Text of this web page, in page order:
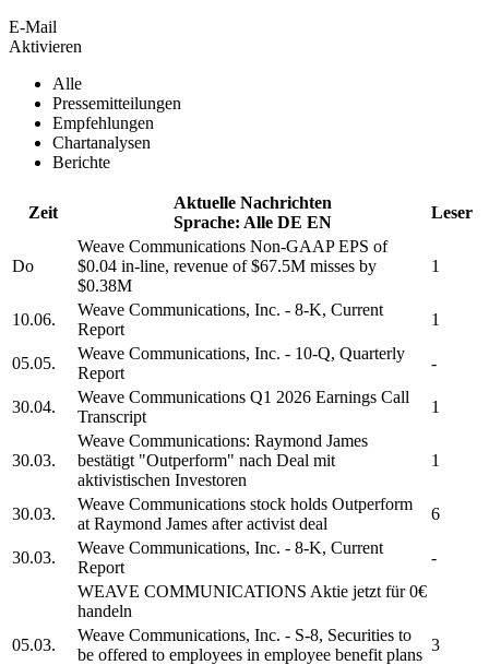
E-Mail
Aktivieren
Alle
Pressemitteilungen
Empfehlungen
Chartanalysen
Berichte
Zeit
Aktuelle Nachrichten
Sprache: Alle DE EN
Leser
Do
Weave Communications Non-GAAP EPS of
$0.04 in-line, revenue of $67.5M misses by
$0.38M
1
10.06.
Weave Communications, Inc. - 8-K, Current
Report
1
05.05.
Weave Communications, Inc. - 10-Q, Quarterly
Report
-
30.04.
Weave Communications Q1 2026 Earnings Call
Transcript
1
30.03.
Weave Communications: Raymond James
bestätigt "Outperform" nach Deal mit
aktivistischen Investoren
1
30.03.
Weave Communications stock holds Outperform
at Raymond James after activist deal
6
30.03.
Weave Communications, Inc. - 8-K, Current
Report
-
WEAVE COMMUNICATIONS Aktie jetzt für 0€
handeln
05.03.
Weave Communications, Inc. - S-8, Securities to
be offered to employees in employee benefit plans
3